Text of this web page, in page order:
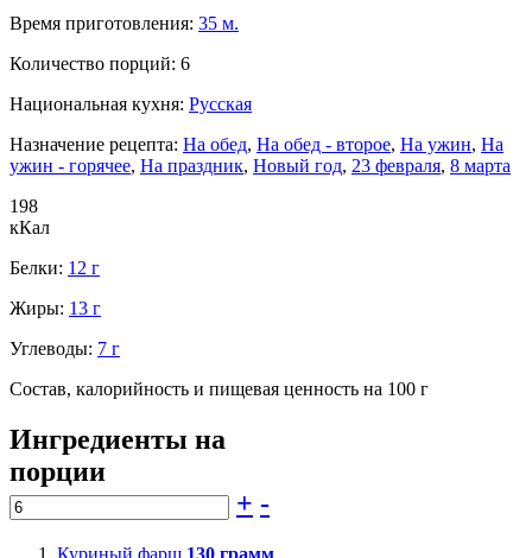
Время приготовления: 35 м.
Количество порций: 6
Национальная кухня: Русская
Назначение рецепта: На обед, На обед - второе, На ужин, На
ужин - горячее, На праздник, Новый год, 23 февраля, 8 марта
198
кКал
Белки: 12 г
Жиры: 13 г
Углеводы: 7 г
Состав, калорийность и пищевая ценность на 100 г
Ингредиенты на
порции
+ -
Куриный фарш 130 грамм